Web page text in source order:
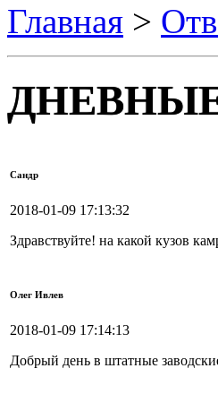
Главная >
Сандр
2018-01-09 17:13:32
Здравствуйте! на какой кузов
Олег Ивлев
2018-01-09 17:14:13
Добрый день в штатные